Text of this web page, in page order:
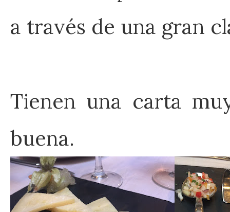
a través de una gran
Tienen una carta
buena.